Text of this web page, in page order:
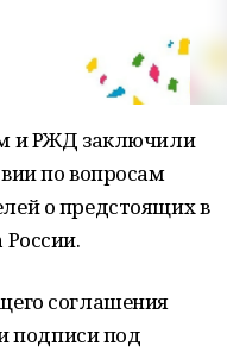
и РЖД заключили
по вопросам
о предстоящих в
соглашения
подписи под